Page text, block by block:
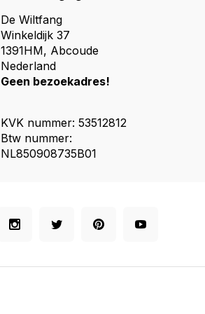
De Wiltfang
Winkeldijk 37
1391HM, Abcoude
Nederland
Geen bezoekadres!
KVK nummer: 53512812
Btw nummer:
NL850908735B01